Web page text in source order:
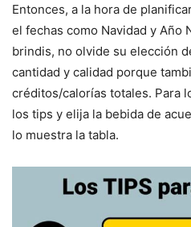
Entonces, a la hora de
el fechas como Navidad y Año
brindis, no olvide su elección
cantidad y calidad porque
créditos/calorías totales. Para
los tips y elija la bebida de
lo muestra la tabla.